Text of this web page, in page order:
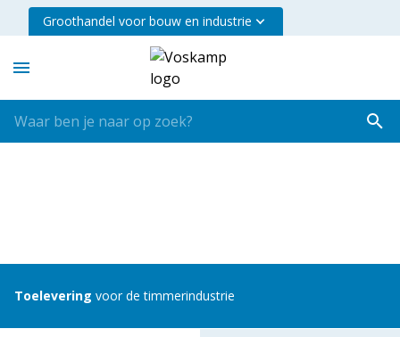
Groothandel voor bouw en industrie
Toelevering voor de timmerindustrie